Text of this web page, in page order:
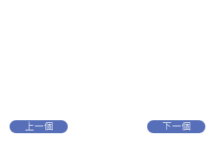
上一個 下一個